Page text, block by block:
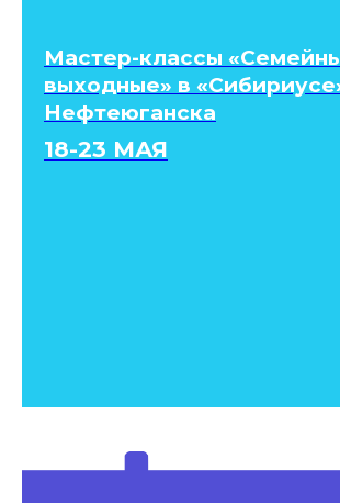
Мастер-классы
выходные» в
Нефтеюганска
18-23 МАЯ